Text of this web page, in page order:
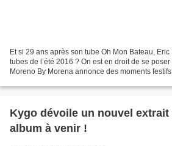
Et si 29 ans après son tube Oh Mon Bateau,
tubes de l’été 2016 ? On est en droit de se
Moreno By Morena annonce des moments
Kygo dévoile un nouvel
album à venir !